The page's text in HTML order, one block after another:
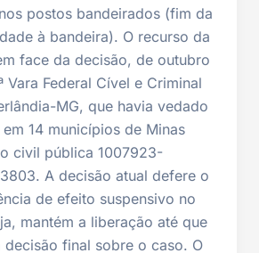
postos bandeirados (fim da
à bandeira). O recurso da
face da decisão, de outubro
Vara Federal Cível e Criminal
MG, que havia vedado
14 municípios de Minas
civil pública 1007923-
A decisão atual defere o
de efeito suspensivo no
mantém a liberação até que
decisão final sobre o caso. O